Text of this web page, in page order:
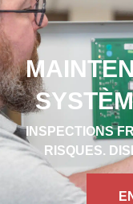
INSPECTIONS
RISQUES.